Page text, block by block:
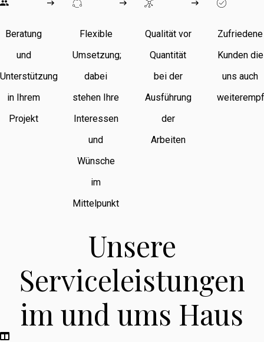
Beratung
und
Unterstützung
in Ihrem
Projekt
Flexible
Umsetzung;
dabei
stehen Ihre
Interessen
und
Wünsche
im
Mittelpunkt
Qualität vor
Quantität
bei der
Ausführung
der
Arbeiten
Zufriedene
Kunden die
uns auch
Unsere
Serviceleistungen
im und ums Haus